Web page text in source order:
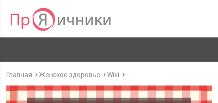
Главная Женское здоровье Wiki